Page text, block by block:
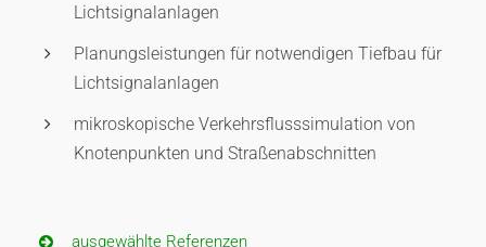
Lichtsignalanlagen
Planungsleistungen für notwendigen Tiefbau für
Lichtsignalanlagen
mikroskopische Verkehrsflusssimulation von
Knotenpunkten und Straßenabschnitten
ausgewählte Referenzen